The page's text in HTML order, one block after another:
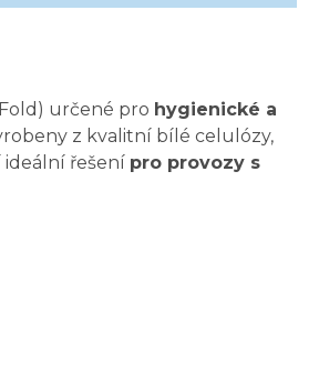
určené pro hygienické a
z kvalitní bílé celulózy,
ideální řešení pro provozy s